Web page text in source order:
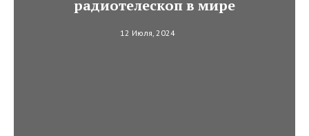
радиотелескоп в мире
12 Июля, 2024